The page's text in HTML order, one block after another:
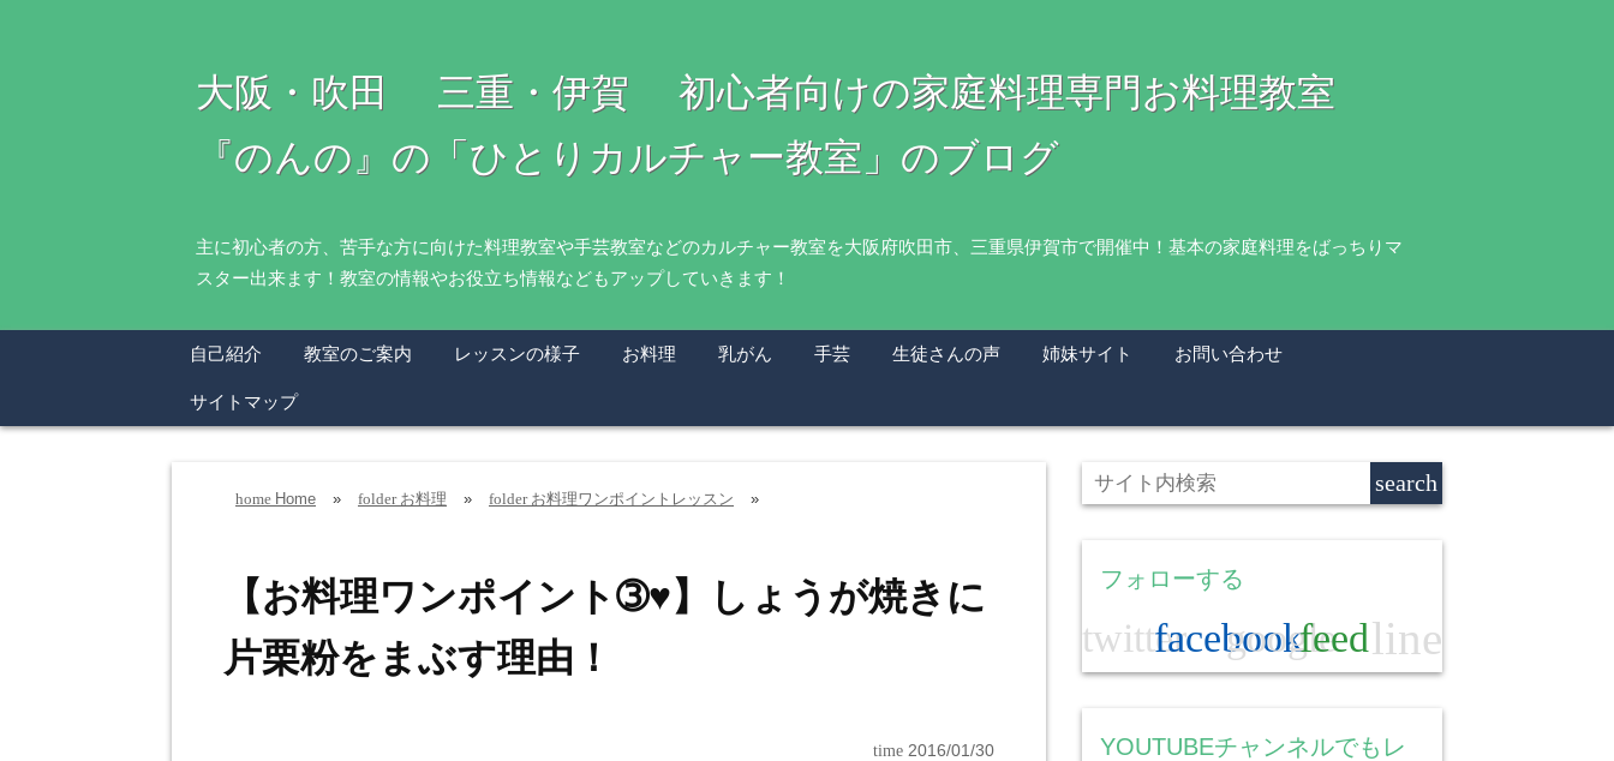
大阪・吹田 三重・伊賀 初心者向けの家庭料理専門お料理教室
『のんの』の「ひとりカルチャー教室」のブログ
主に初心者の方、苦手な方に向けた料理教室や手芸教室などのカルチャー教室を大阪府吹田市、三重県伊賀市で開催中！基本の家庭料理をばっちりマ
スター出来ます！教室の情報やお役立ち情報などもアップしていきます！
自己紹介 教室のご案内 レッスンの様子 お料理 乳がん 手芸 生徒さんの声 姉妹サイト お問い合わせ
サイトマップ
home Home » folder お料理 » folder お料理ワンポイントレッスン »
【お料理ワンポイント➂♥】しょうが焼きに
片栗粉をまぶす理由！
time 2016/01/30
フォローする
twitterfacebook
google
feedline
YOUTUBEチャンネルでもレ